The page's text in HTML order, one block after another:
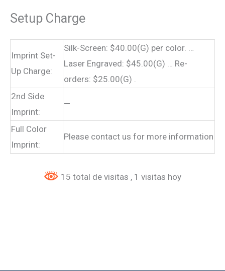
Setup Charge
Imprint Set-
Up Charge:
Silk-Screen: $40.00(G) per color. …
Laser Engraved: $45.00(G) … Re-
orders: $25.00(G) .
2nd Side
Imprint:
—
Full Color
Imprint:
Please contact us for more information
15 total de visitas , 1 visitas hoy